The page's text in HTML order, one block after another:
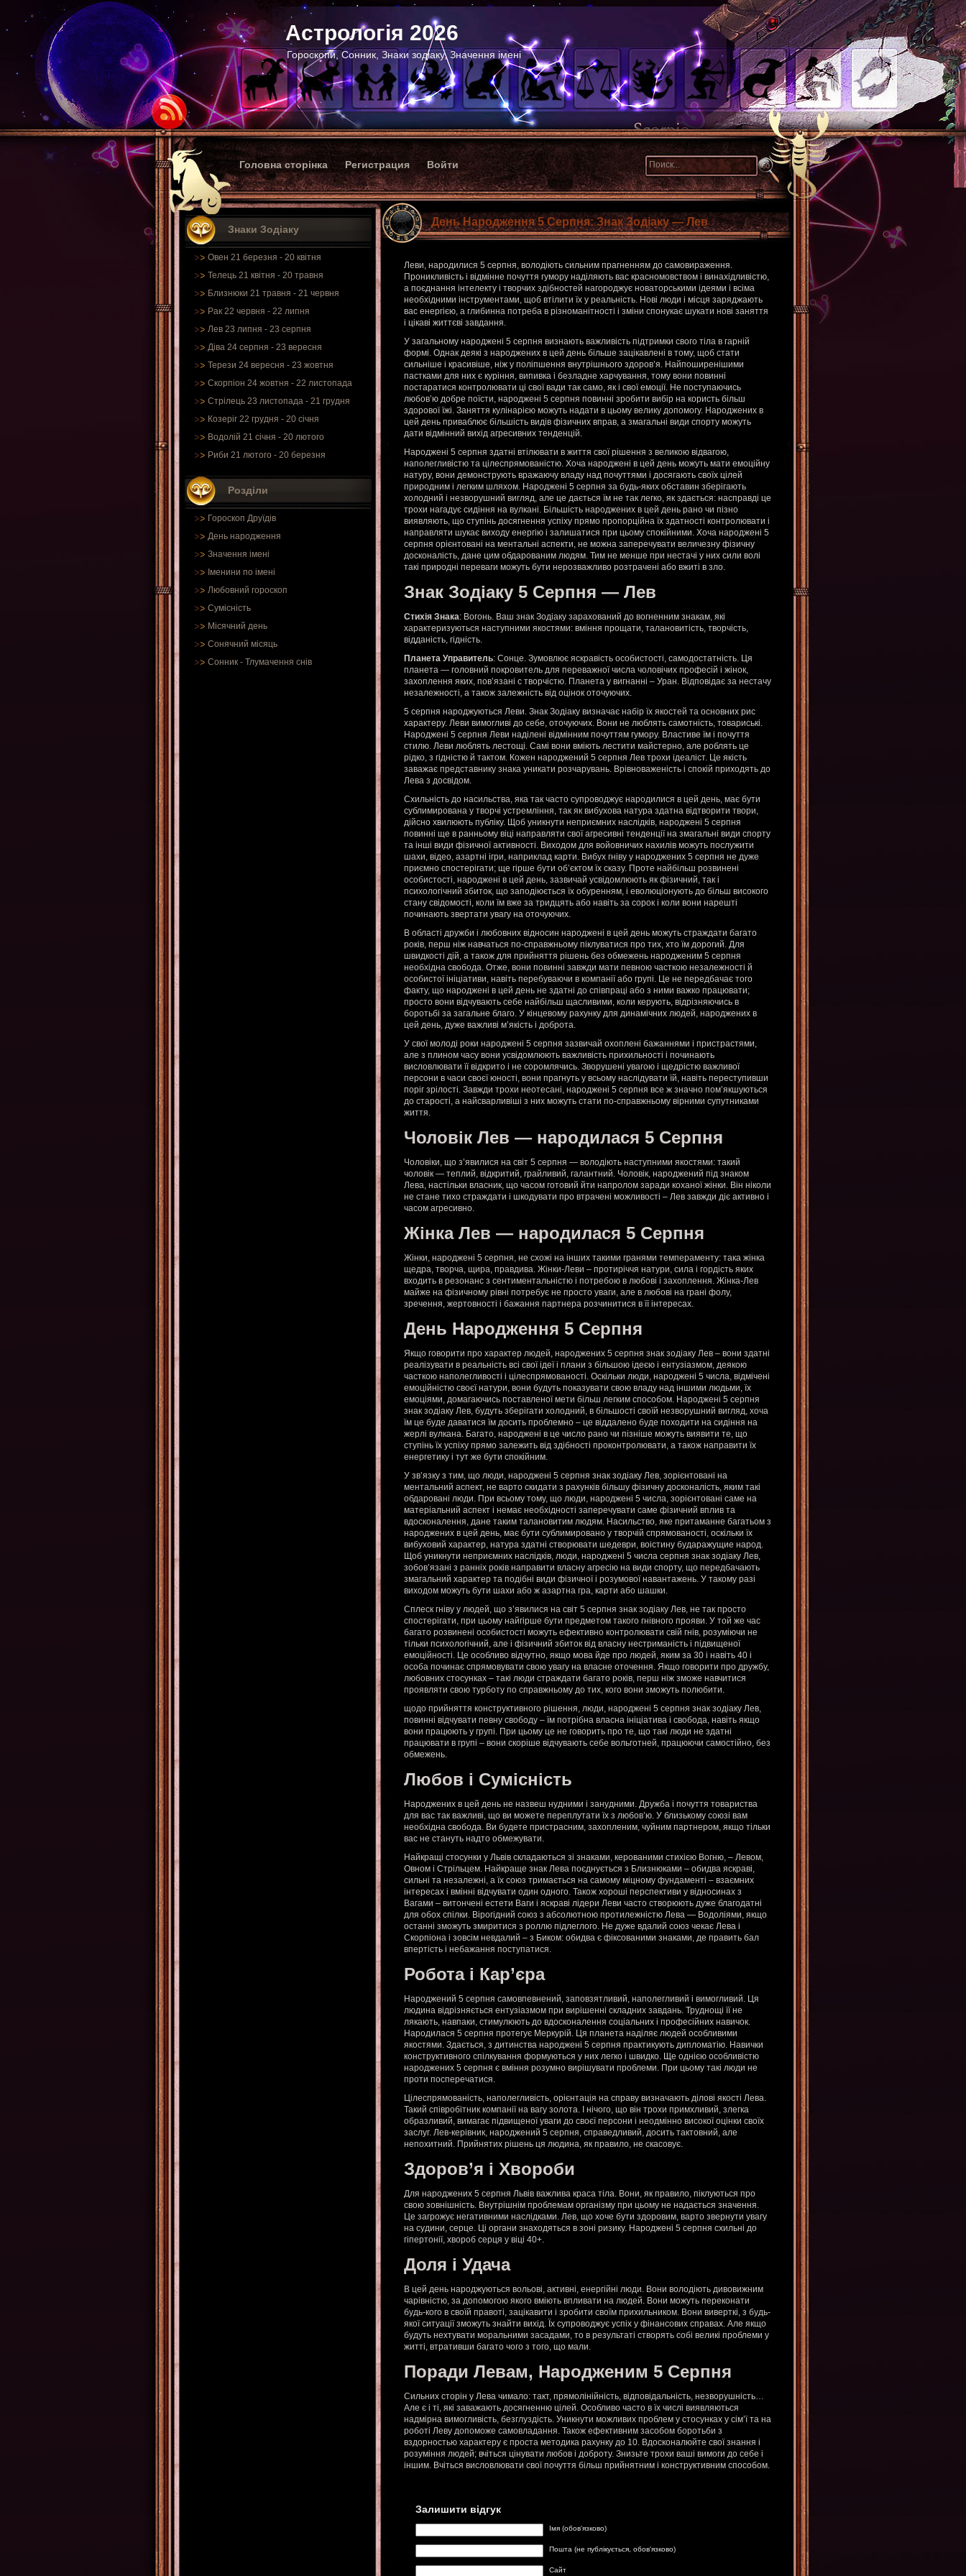
Астрологія 2026
Гороскопи, Сонник, Знаки зодіаку, Значення імені
Головна сторінка Регистрация Войти
Знаки Зодіаку
Овен 21 березня - 20 квітня
Телець 21 квітня - 20 травня
Близнюки 21 травня - 21 червня
Рак 22 червня - 22 липня
Лев 23 липня - 23 серпня
Діва 24 серпня - 23 вересня
Терези 24 вересня - 23 жовтня
Скорпіон 24 жовтня - 22 листопада
Стрілець 23 листопада - 21 грудня
Козеріг 22 грудня - 20 січня
Водолій 21 січня - 20 лютого
Риби 21 лютого - 20 березня
Розділи
Гороскоп Друїдів
День народження
Значення імені
Іменини по імені
Любовний гороскоп
Сумісність
Місячний день
Сонячний місяць
Сонник - Тлумачення снів
День Народження 5 Серпня: Знак Зодіаку — Лев
Леви, народилися 5 серпня, володіють сильним прагненням до самовираження.
Проникливість і відмінне почуття гумору наділяють вас красномовством і винахідливістю,
а поєднання інтелекту і творчих здібностей нагороджує новаторськими ідеями і всіма
необхідними інструментами, щоб втілити їх у реальність. Нові люди і місця заряджають
вас енергією, а глибинна потреба в різноманітності і зміни спонукає шукати нові заняття
і цікаві життєві завдання.
У загальному народжені 5 серпня визнають важливість підтримки свого тіла в гарній
формі. Однак деякі з народжених в цей день більше зацікавлені в тому, щоб стати
сильніше і красивіше, ніж у поліпшення внутрішнього здоров’я. Найпоширенішими
пастками для них є куріння, випивка і безладне харчування, тому вони повинні
постаратися контролювати ці свої вади так само, як і свої емоції. Не поступаючись
любов’ю добре поїсти, народжені 5 серпня повинні зробити вибір на користь більш
здорової їжі. Заняття кулінарією можуть надати в цьому велику допомогу. Народжених в
цей день приваблює більшість видів фізичних вправ, а змагальні види спорту можуть
дати відмінний вихід агресивних тенденцій.
Народжені 5 серпня здатні втілювати в життя свої рішення з великою відвагою,
наполегливістю та цілеспрямованістю. Хоча народжені в цей день можуть мати емоційну
натуру, вони демонструють вражаючу владу над почуттями і досягають своїх цілей
природним і легким шляхом. Народжені 5 серпня за будь-яких обставин зберігають
холодний і незворушний вигляд, але це дається їм не так легко, як здається: насправді це
трохи нагадує сидіння на вулкані. Більшість народжених в цей день рано чи пізно
виявляють, що ступінь досягнення успіху прямо пропорційна їх здатності контролювати і
направляти шукає виходу енергію і залишатися при цьому спокійними. Хоча народжені 5
серпня орієнтовані на ментальні аспекти, не можна заперечувати величезну фізичну
досконалість, дане цим обдарованим людям. Тим не менше при нестачі у них сили волі
такі природні переваги можуть бути нерозважливо розтрачені або вжиті в зло.
Знак Зодіаку 5 Серпня — Лев
Стихія Знака: Вогонь. Ваш знак Зодіаку зарахований до вогненним знакам, які
характеризуються наступними якостями: вміння прощати, талановитість, творчість,
відданість, гідність.
Планета Управитель: Сонце. Зумовлює яскравість особистості, самодостатність. Ця
планета — головний покровитель для переважної числа чоловічих професій і жінок,
захоплення яких, пов’язані c творчістю. Планета у вигнанні – Уран. Відповідає за нестачу
незалежності, а також залежність від оцінок оточуючих.
5 серпня народжуються Леви. Знак Зодіаку визначає набір їх якостей та основних рис
характеру. Леви вимогливі до себе, оточуючих. Вони не люблять самотність, товариські.
Народжені 5 серпня Леви наділені відмінним почуттям гумору. Властиве їм і почуття
стилю. Леви люблять лестощі. Самі вони вміють лестити майстерно, але роблять це
рідко, з гідністю й тактом. Кожен народжений 5 серпня Лев трохи ідеаліст. Це якість
заважає представнику знака уникати розчарувань. Врівноваженість і спокій приходять до
Лева з досвідом.
Схильність до насильства, яка так часто супроводжує народилися в цей день, має бути
сублимирована у творчі устремління, так як вибухова натура здатна відтворити твори,
дійсно хвилюють публіку. Щоб уникнути неприємних наслідків, народжені 5 серпня
повинні ще в ранньому віці направляти свої агресивні тенденції на змагальні види спорту
та інші види фізичної активності. Виходом для войовничих нахилів можуть послужити
шахи, відео, азартні ігри, наприклад карти. Вибух гніву у народжених 5 серпня не дуже
приємно спостерігати; ще гірше бути об’єктом їх сказу. Проте найбільш розвинені
особистості, народжені в цей день, зазвичай усвідомлюють як фізичний, так і
психологічний збиток, що заподіюється їх обуренням, і еволюціонують до більш високого
стану свідомості, коли їм вже за тридцять або навіть за сорок і коли вони нарешті
починають звертати увагу на оточуючих.
В області дружби і любовних відносин народжені в цей день можуть страждати багато
років, перш ніж навчаться по-справжньому піклуватися про тих, хто їм дорогий. Для
швидкості дій, а також для прийняття рішень без обмежень народженим 5 серпня
необхідна свобода. Отже, вони повинні завжди мати певною часткою незалежності й
особистої ініціативи, навіть перебуваючи в компанії або групі. Це не передбачає того
факту, що народжені в цей день не здатні до співпраці або з ними важко працювати;
просто вони відчувають себе найбільш щасливими, коли керують, відрізняючись в
боротьбі за загальне благо. У кінцевому рахунку для динамічних людей, народжених в
цей день, дуже важливі м’якість і доброта.
У свої молоді роки народжені 5 серпня зазвичай охоплені бажаннями і пристрастями,
але з плином часу вони усвідомлюють важливість прихильності і починають
висловлювати її відкрито і не соромлячись. Зворушені увагою і щедрістю важливої
персони в часи своєї юності, вони прагнуть у всьому наслідувати їй, навіть переступивши
поріг зрілості. Завжди трохи неотесані, народжені 5 серпня все ж значно пом’якшуються
до старості, а найсварливіші з них можуть стати по-справжньому вірними супутниками
життя.
Чоловік Лев — народилася 5 Серпня
Чоловіки, що з’явилися на світ 5 серпня — володіють наступними якостями: такий
чоловік — теплий, відкритий, грайливий, галантний. Чоловік, народжений під знаком
Лева, настільки власник, що часом готовий йти напролом заради коханої жінки. Він ніколи
не стане тихо страждати і шкодувати про втрачені можливості – Лев завжди діє активно і
часом агресивно.
Жінка Лев — народилася 5 Серпня
Жінки, народжені 5 серпня, не схожі на інших такими гранями темпераменту: така жінка
щедра, творча, щира, правдива. Жінки-Леви – протиріччя натури, сила і гордість яких
входить в резонанс з сентиментальністю і потребою в любові і захоплення. Жінка-Лев
майже на фізичному рівні потребує не просто уваги, але в любові на грані фолу,
зречення, жертовності і бажання партнера розчинитися в її інтересах.
День Народження 5 Серпня
Якщо говорити про характер людей, народжених 5 серпня знак зодіаку Лев – вони здатні
реалізувати в реальність всі свої ідеї і плани з більшою ідеєю і ентузіазмом, деякою
часткою наполегливості і цілеспрямованості. Оскільки люди, народжені 5 числа, відмічені
емоційністю своєї натури, вони будуть показувати свою владу над іншими людьми, їх
емоціями, домагаючись поставленої мети більш легким способом. Народжені 5 серпня
знак зодіаку Лев, будуть зберігати холодний, в більшості своїй незворушний вигляд, хоча
їм це буде даватися їм досить проблемно – це віддалено буде походити на сидіння на
жерлі вулкана. Багато, народжені в це число рано чи пізніше можуть виявити те, що
ступінь їх успіху прямо залежить від здібності проконтролювати, а також направити їх
енергетику і тут же бути спокійним.
У зв’язку з тим, що люди, народжені 5 серпня знак зодіаку Лев, зорієнтовані на
ментальний аспект, не варто скидати з рахунків більшу фізичну досконалість, яким такі
обдаровані люди. При всьому тому, що люди, народжені 5 числа, зорієнтовані саме на
матеріальний аспект і немає необхідності заперечувати саме фізичний вплив та
вдосконалення, дане таким талановитим людям. Насильство, яке притаманне багатьом з
народжених в цей день, має бути сублимировано у творчій спрямованості, оскільки їх
вибуховий характер, натура здатні створювати шедеври, воістину бударажущие народ.
Щоб уникнути неприємних наслідків, люди, народжені 5 числа серпня знак зодіаку Лев,
зобов’язані з ранніх років направити власну агресію на види спорту, що передбачають
змагальний характер та подібні види фізичної і розумової навантажень. У такому разі
виходом можуть бути шахи або ж азартна гра, карти або шашки.
Сплеск гніву у людей, що з’явилися на світ 5 серпня знак зодіаку Лев, не так просто
спостерігати, при цьому найгірше бути предметом такого гнівного прояви. У той же час
багато розвинені особистості можуть ефективно контролювати свій гнів, розуміючи не
тільки психологічний, але і фізичний збиток від власну нестриманість і підвищеної
емоційності. Це особливо відчутно, якщо мова йде про людей, яким за 30 і навіть 40 і
особа починає спрямовувати свою увагу на власне оточення. Якщо говорити про дружбу,
любовних стосунках – такі люди страждати багато років, перш ніж зможе навчитися
проявляти свою турботу по справжньому до тих, кого вони зможуть полюбити.
щодо прийняття конструктивного рішення, люди, народжені 5 серпня знак зодіаку Лев,
повинні відчувати певну свободу – їм потрібна власна ініціатива і свобода, навіть якщо
вони працюють у групі. При цьому це не говорить про те, що такі люди не здатні
працювати в групі – вони скоріше відчувають себе вольготней, працюючи самостійно, без
обмежень.
Любов і Сумісність
Народжених в цей день не назвеш нудними і занудними. Дружба і почуття товариства
для вас так важливі, що ви можете переплутати їх з любов’ю. У близькому союзі вам
необхідна свобода. Ви будете пристрасним, захопленим, чуйним партнером, якщо тільки
вас не стануть надто обмежувати.
Найкращі стосунки у Львів складаються зі знаками, керованими стихією Вогню, – Левом,
Овном і Стрільцем. Найкраще знак Лева поєднується з Близнюками – обидва яскраві,
сильні та незалежні, а їх союз тримається на самому міцному фундаменті – взаємних
інтересах і вмінні відчувати один одного. Також хороші перспективи у відносинах з
Вагами – витончені естети Ваги і яскраві лідери Леви часто створюють дуже благодатні
для обох спілки. Вірогідний союз з абсолютною протилежністю Лева — Водоліями, якщо
останні зможуть змиритися з роллю підлеглого. Не дуже вдалий союз чекає Лева і
Скорпіона і зовсім невдалий – з Биком: обидва є фіксованими знаками, де править бал
впертість і небажання поступатися.
Робота і Кар’єра
Народжений 5 серпня самовпевнений, заповзятливий, наполегливий і вимогливий. Ця
людина відрізняється ентузіазмом при вирішенні складних завдань. Труднощі її не
лякають, навпаки, стимулюють до вдосконалення соціальних і професійних навичок.
Народилася 5 серпня протегує Меркурій. Ця планета наділяє людей особливими
якостями. Здається, з дитинства народжені 5 серпня практикують дипломатію. Навички
конструктивного спілкування формуються у них легко і швидко. Ще однією особливістю
народжених 5 серпня є вміння розумно вирішувати проблеми. При цьому такі люди не
проти посперечатися.
Цілеспрямованість, наполегливість, орієнтація на справу визначають ділові якості Лева.
Такий співробітник компанії на вагу золота. І нічого, що він трохи примхливий, злегка
образливий, вимагає підвищеної уваги до своєї персони і неодмінно високої оцінки своїх
заслуг. Лев-керівник, народжений 5 серпня, справедливий, досить тактовний, але
непохитний. Прийнятих рішень ця людина, як правило, не скасовує.
Здоров’я і Хвороби
Для народжених 5 серпня Львів важлива краса тіла. Вони, як правило, піклуються про
свою зовнішність. Внутрішнім проблемам організму при цьому не надається значення.
Це загрожує негативними наслідками. Лев, що хоче бути здоровим, варто звернути увагу
на судини, серце. Ці органи знаходяться в зоні ризику. Народжені 5 серпня схильні до
гіпертонії, хвороб серця у віці 40+.
Доля і Удача
В цей день народжуються вольові, активні, енергійні люди. Вони володіють дивовижним
чарівністю, за допомогою якого вміють впливати на людей. Вони можуть переконати
будь-кого в своїй правоті, зацікавити і зробити своїм прихильником. Вони виверткі, з будь-
якої ситуації зможуть знайти вихід. Їх супроводжує успіх у фінансових справах. Але якщо
будуть нехтувати моральними засадами, то в результаті створять собі великі проблеми у
житті, втративши багато чого з того, що мали.
Поради Левам, Народженим 5 Серпня
Сильних сторін у Лева чимало: такт, прямолінійність, відповідальність, незворушність…
Але є і ті, які заважають досягненню цілей. Особливо часто в їх числі виявляються
надмірна вимогливість, безглуздість. Уникнути можливих проблем у стосунках у сім’ї та на
роботі Леву допоможе самовладання. Також ефективним засобом боротьби з
вздорностью характеру є проста методика рахунку до 10. Вдосконалюйте свої знання і
розуміння людей; вчіться цінувати любов і доброту. Знизьте трохи ваші вимоги до себе і
іншим. Вчіться висловлювати свої почуття більш прийнятним і конструктивним способом.
Залишити відгук
Імя (обов'язково)
Пошта (не публікується, обов'язково)
Сайт